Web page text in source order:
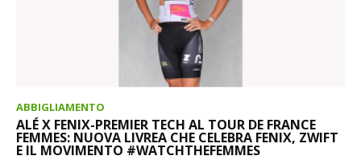
ABBIGLIAMENTO
ALÉ X FENIX-PREMIER TECH AL TOUR DE FRANCE
FEMMES: NUOVA LIVREA CHE CELEBRA FENIX, ZWIFT
E IL MOVIMENTO #WATCHTHEFEMMES